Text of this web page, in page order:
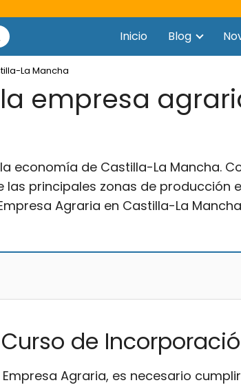
Inicio Blog
La Mancha
empresa
economía de Castilla-La Mancha.
principales zonas de producción
Agraria en Castilla-La
de
Agraria, es necesario